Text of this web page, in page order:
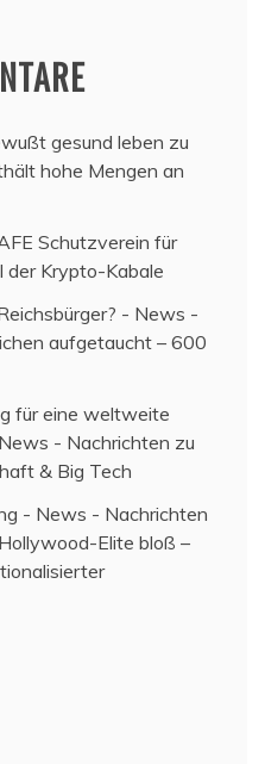
gesund leben zu
hohe Mengen an
Schutzverein für
der Krypto-Kabale
- News -
aufgetaucht – 600
für eine weltweite
- Nachrichten zu
& Big Tech
- News - Nachrichten
Elite bloß –